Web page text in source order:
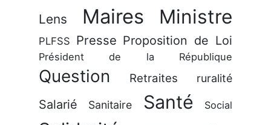
Lens Maires Ministre
PLFSS Presse Proposition de Loi
Président de la République
Question Retraites ruralité
Salarié Sanitaire Santé Social